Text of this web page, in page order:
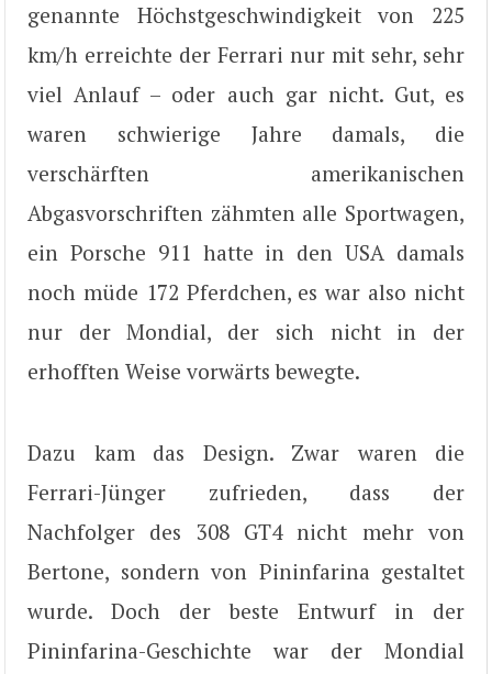
genannte Höchstgeschwindigkeit von 225
km/h erreichte der Ferrari nur mit sehr, sehr
viel Anlauf – oder auch gar nicht. Gut, es
waren schwierige Jahre damals, die
verschärften amerikanischen
Abgasvorschriften zähmten alle Sportwagen,
ein Porsche 911 hatte in den USA damals
noch müde 172 Pferdchen, es war also nicht
nur der Mondial, der sich nicht in der
erhofften Weise vorwärts bewegte.
Dazu kam das Design. Zwar waren die
Ferrari-Jünger zufrieden, dass der
Nachfolger des 308 GT4 nicht mehr von
Bertone, sondern von Pininfarina gestaltet
wurde. Doch der beste Entwurf in der
Pininfarina-Geschichte war der Mondial